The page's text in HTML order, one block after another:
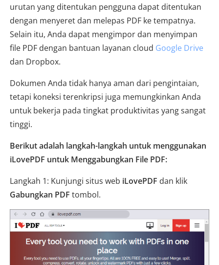
urutan yang ditentukan pengguna dapat ditentukan
dengan menyeret dan melepas PDF ke tempatnya.
Selain itu, Anda dapat mengimpor dan menyimpan
file PDF dengan bantuan layanan cloud Google Drive
dan Dropbox.
Dokumen Anda tidak hanya aman dari pengintaian,
tetapi koneksi terenkripsi juga memungkinkan Anda
untuk bekerja pada tingkat produktivitas yang sangat
tinggi.
Berikut adalah langkah-langkah untuk menggunakan
iLovePDF untuk Menggabungkan File PDF:
Langkah 1: Kunjungi situs web iLovePDF dan klik
Gabungkan PDF tombol.